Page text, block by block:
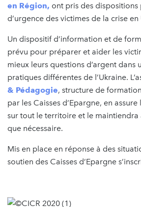
en Région, ont pris des dispositions
d’urgence des victimes de la crise en
Un dispositif d’information et de
prévu pour préparer et aider les
mieux leurs questions d’argent dans
pratiques différentes de l’Ukraine.
& Pédagogie, structure de
par les Caisses d’Epargne, en
sur tout le territoire et le maintiendra
que nécessaire.
Mis en place en réponse à des
soutien des Caisses d’Epargne